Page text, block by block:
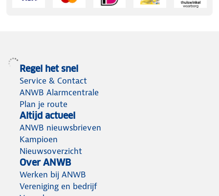
Regel het snel
Service & Contact
ANWB Alarmcentrale
Plan je route
Altijd actueel
ANWB nieuwsbrieven
Kampioen
Nieuwsoverzicht
Over ANWB
Werken bij ANWB
Vereniging en bedrijf